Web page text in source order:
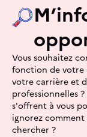
Vous souhaitez
fonction de votre
votre carrière et
professionnelles
s'offrent à vous
ignorez comment
chercher ?